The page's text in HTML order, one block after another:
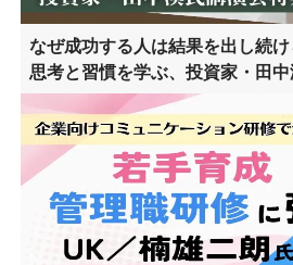
なぜ成功する人は結果を出し続
思考と習慣を学ぶ、投資家・田